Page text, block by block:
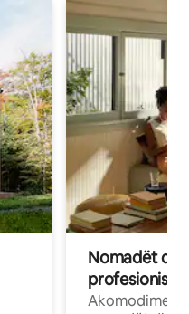
Nomadët
Akomodime